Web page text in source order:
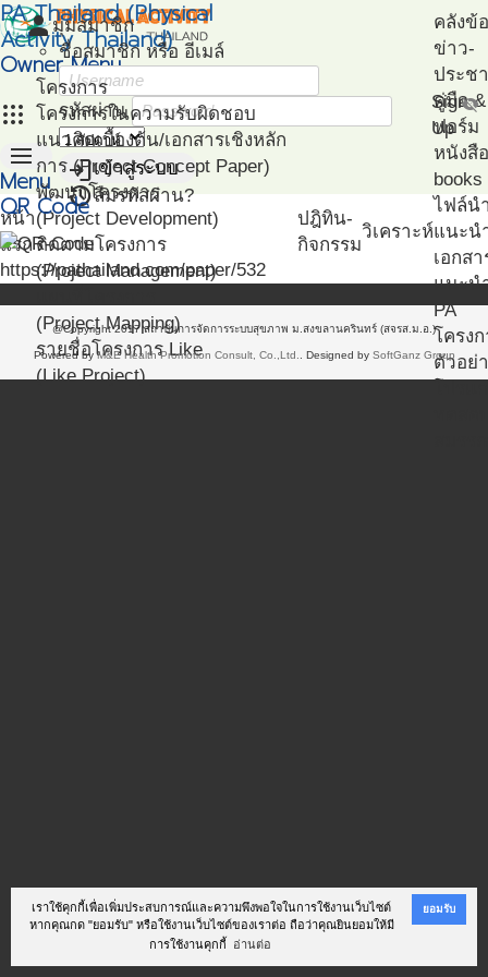
เราใช้คุกกี้เพื่อเพิ่มประสบการณ์และความพึงพอใจในการใช้งานเว็บไซต์
หากคุณกด "ยอมรับ" หรือใช้งานเว็บไซต์ของเราต่อ ถือว่าคุณยินยอมให้มี
การใช้งานคุกกี้
อ่านต่อ
ยอมรับ
PA Thailand (Physical
Activity Thailand)
Owner Menu
apps
personมุมสมาชิก
ชื่อสมาชิก หรือ อีเมล์
รหัสผ่าน visibility_off
loginเข้าสู่ระบบ
restoreลืมรหัสผ่าน?
Sign
Up
menu
Menu
หน้า
แรก
โครงการ
โครงการในความรับผิดชอบ
แนวคิดเบื้องต้น/เอกสารเชิงหลัก
การ (Project Concept Paper)
พัฒนาโครงการ
(Project Development)
ติดตามโครงการ
(Project Management)
(Project Mapping)
รายชื่อโครงการ Like
(Like Project)
ปฎิทิน-
กิจกรรม
วิเคราะห์
คลังข้
ข่าว-
ประช
คู่มือ
ฟอร์ม
หนังสื
books
ไฟล์น
แนะน
เอกสา
แนะน
PA
โครง
ตัวอย่
QR Code
https://pathailand.com/paper/532
@Copyright 2017 สถาบันการจัดการระบบสุขภาพ ม.สงขลานครินทร์ (สจรส.ม.อ.)
Powered byM&E Health Promotion Consult, Co.,Ltd. . Designed by SoftGanz Group